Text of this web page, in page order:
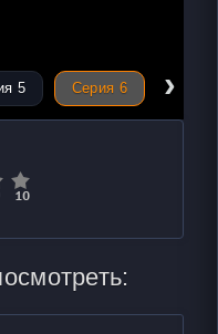
5 Серия 6 ›